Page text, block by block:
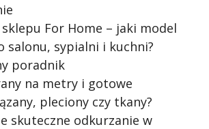
sklepu For Home – jaki model
salonu, sypialni i kuchni?
poradnik
na metry i gotowe
pleciony czy tkany?
skuteczne odkurzanie w